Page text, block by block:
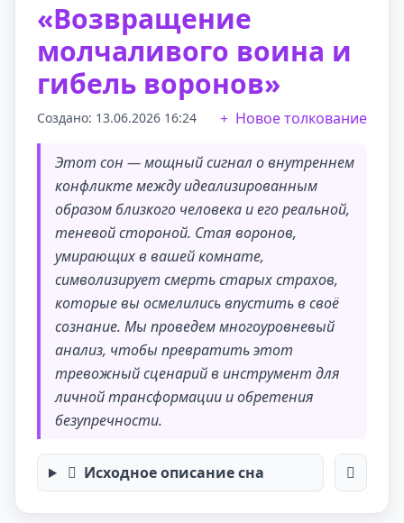
«Возвращение
молчаливого воина и
гибель воронов»
Создано: 13.06.2026 16:24 Новое толкование
Этот сон — мощный сигнал о внутреннем
конфликте между идеализированным
образом близкого человека и его реальной,
теневой стороной. Стая воронов,
умирающих в вашей комнате,
символизирует смерть старых страхов,
которые вы осмелились впустить в своё
сознание. Мы проведем многоуровневый
анализ, чтобы превратить этот
тревожный сценарий в инструмент для
личной трансформации и обретения
безупречности.
Исходное описание сна